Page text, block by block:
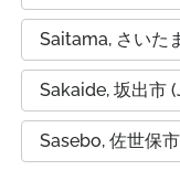
Saitama, さいた
Sakaide, 坂出市
Sasebo, 佐世保